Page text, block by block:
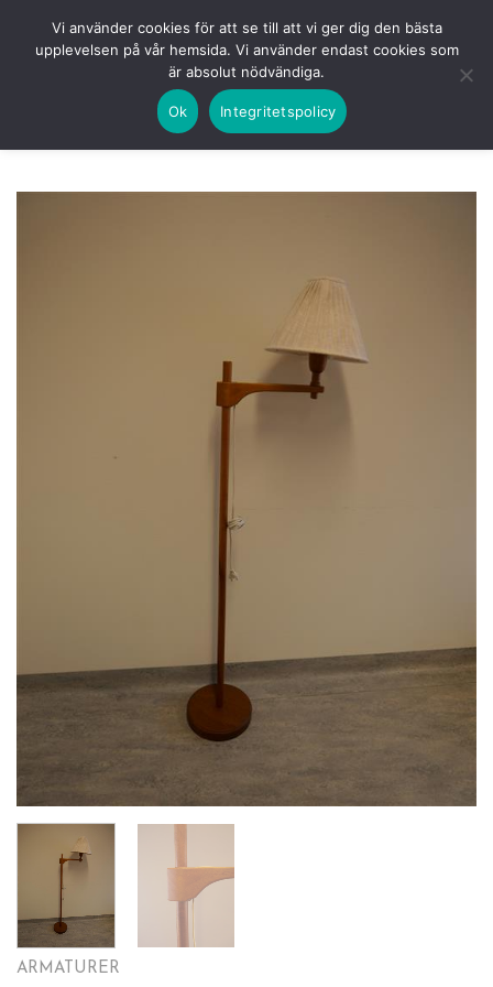
KOMMANDE LOGGA IN
ARMATURER
Vi använder cookies för att se till att vi ger dig den bästa
upplevelsen på vår hemsida. Vi använder endast cookies som
är absolut nödvändiga.
Ok Integritetspolicy